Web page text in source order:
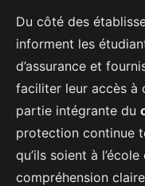
Du côté des
informent les
d’assurance et
faciliter leur accès à
partie intégrante du
protection continue
qu’ils soient à
compréhension